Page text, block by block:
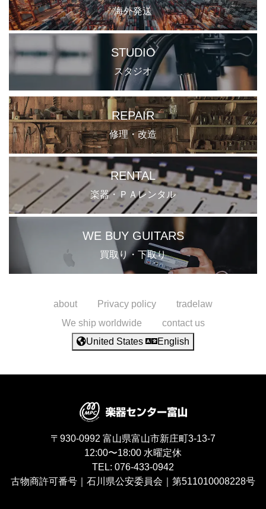
海外発送
STUDIO
スタジオ
REPAIR
修理・改造
RENTAL
楽器・ＰＡレンタル
WE BUY GUITARS
買取り・下取り
about Privacy policy
tradelaw
We ship worldwide
contact us
United States
English
〒930-0992 富山県富山市新庄町3-13-7
12:00〜18:00 水曜定休
TEL: 076-433-0942
古物商許可番号｜石川県公安委員会｜第511010008228号